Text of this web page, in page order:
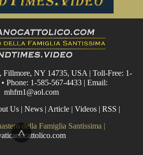
^
Fillmore, NY 14735, USA | Toll-Free: 1-
Phone: 1-585-567-4433 | Email:
mhfm1@aol.com
Us| News| Article| Videos| RSS |
della Famiglia Santissima |